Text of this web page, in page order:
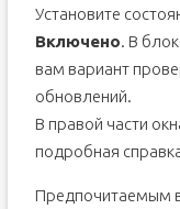
Установите
Включено. В
вам вариант
обновлений.
В правой части
подробная
Предпочитаемым